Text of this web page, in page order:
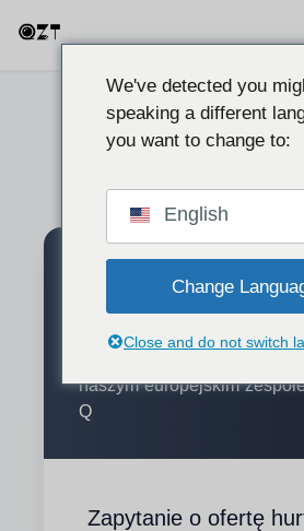
Profesjonalne
B2B
naszym europejskim
Q
Zapytanie o ofertę
We've detected you
speaking a different
you want to change to:
English
Change
Close and do not switch